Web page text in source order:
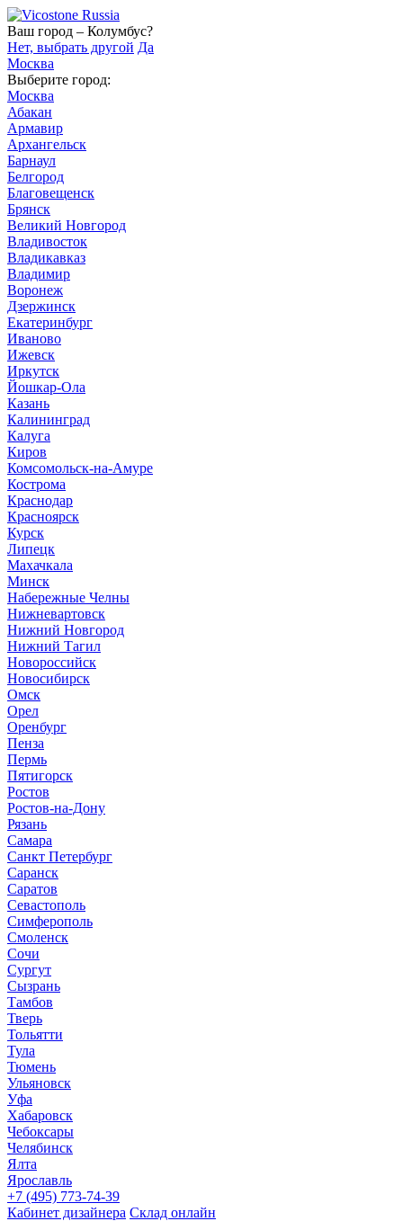
Ваш город – Колумбус?
Нет, выбрать другой Да
Москва
Выберите город:
Москва
Абакан
Армавир
Архангельск
Барнаул
Белгород
Благовещенск
Брянск
Великий Новгород
Владивосток
Владикавказ
Владимир
Воронеж
Дзержинск
Екатеринбург
Иваново
Ижевск
Иркутск
Йошкар-Ола
Казань
Калининград
Калуга
Киров
Комсомольск-на-Амуре
Кострома
Краснодар
Красноярск
Курск
Липецк
Махачкала
Минск
Набережные Челны
Нижневартовск
Нижний Новгород
Нижний Тагил
Новороссийск
Новосибирск
Омск
Орел
Оренбург
Пенза
Пермь
Пятигорск
Ростов
Ростов-на-Дону
Рязань
Самара
Санкт Петербург
Саранск
Саратов
Севастополь
Симферополь
Смоленск
Сочи
Сургут
Сызрань
Тамбов
Тверь
Тольятти
Тула
Тюмень
Ульяновск
Уфа
Хабаровск
Чебоксары
Челябинск
Ялта
Ярославль
+7 (495) 773-74-39
Кабинет дизайнера Склад онлайн